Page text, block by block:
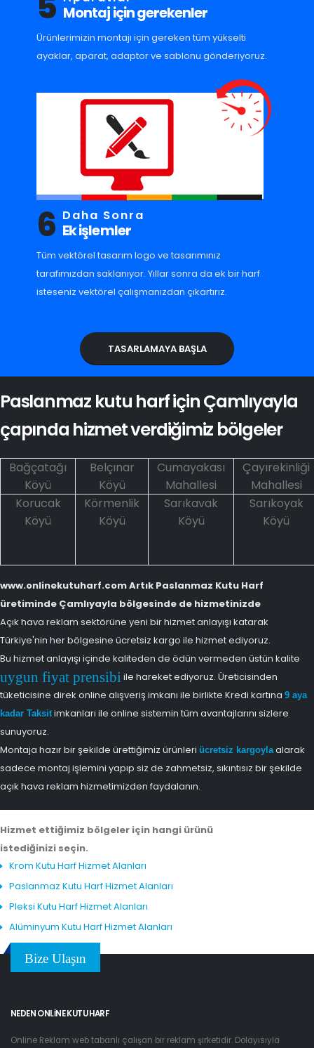
Montaj için gerekenler
Ürünlerimizin montajı için gereken tüm yükselti
ayaklar, aparat, adaptor ve sablonu gönderiyoruz.
6 Daha Sonra
Ek işlemler
Tüm vektörel tasarım logo ve tasarımınız
tarafımızdan saklanıyor. Yıllar sonra da ek bir harf
isteseniz vektörel çalışmanızdan çıkartırız.
TASARLAMAYA BAŞLA
Paslanmaz kutu harf için Çamlıyayla
çapında hizmet verdiğimiz bölgeler
Bağçatağı
Köyü
Belçınar
Köyü
Cumayakası
Mahallesi
Çayırekinliği
Mahallesi
Korucak
Köyü
Körmenlik
Köyü
Sarıkavak
Köyü
Sarıkoyak
Köyü
www.onlinekutuharf.com Artık Paslanmaz Kutu Harf
üretiminde Çamlıyayla bölgesinde de hizmetinizde
Açık hava reklam sektörüne yeni bir hizmet anlayışı katarak
Türkiye'nin her bölgesine ücretsiz kargo ile hizmet ediyoruz.
Bu hizmet anlayışı içinde kaliteden de ödün vermeden üstün kalite
uygun fiyat prensibi ile hareket ediyoruz. Üreticisinden
tüketicisine direk online alışveriş imkanı ile birlikte Kredi kartına 9 aya
kadar Taksitimkanları ile online sistemin tüm avantajlarını sizlere
sunuyoruz.
Montaja hazır bir şekilde ürettiğimiz ürünleri ücretsiz kargoylaalarak
sadece montaj işlemini yapıp siz de zahmetsiz, sıkıntısız bir şekilde
açık hava reklam hizmetimizden faydalanın.
Hizmet ettiğimiz bölgeler için hangi ürünü
istediğinizi seçin.
Krom Kutu Harf Hizmet Alanları
Paslanmaz Kutu Harf Hizmet Alanları
Pleksi Kutu Harf Hizmet Alanları
Alüminyum Kutu Harf Hizmet Alanları
Bize Ulaşın
NEDEN ONLINE KUTU HARF
Online Reklam web tabanlı çalışan bir reklam şirketidir. Dolayısıyla